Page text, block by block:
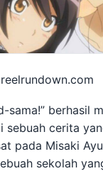
sama!” berhasil
sebuah cerita
pada Misaki
sekolah